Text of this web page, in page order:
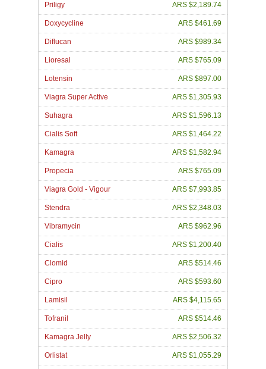
Priligy ARS $2,189.74
Doxycycline ARS $461.69
Diflucan ARS $989.34
Lioresal ARS $765.09
Lotensin ARS $897.00
Viagra Super Active ARS $1,305.93
Suhagra ARS $1,596.13
Cialis Soft ARS $1,464.22
Kamagra ARS $1,582.94
Propecia ARS $765.09
Viagra Gold - Vigour ARS $7,993.85
Stendra ARS $2,348.03
Vibramycin ARS $962.96
Cialis ARS $1,200.40
Clomid ARS $514.46
Cipro ARS $593.60
Lamisil ARS $4,115.65
Tofranil ARS $514.46
Kamagra Jelly ARS $2,506.32
Orlistat ARS $1,055.29